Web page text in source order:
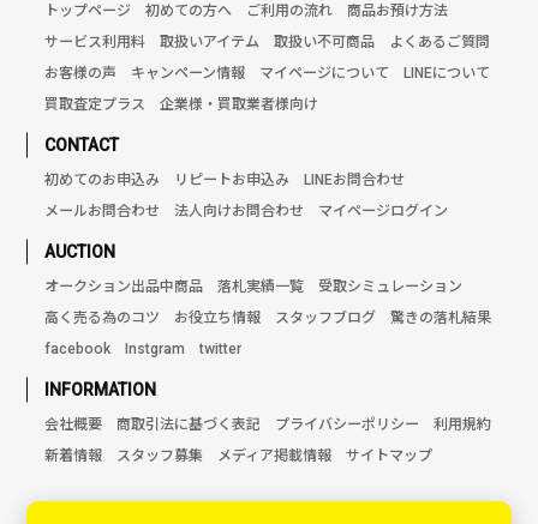
トップページ 初めての方へ ご利用の流れ
商品お預け方法
サービス利用料
取扱いアイテム 取扱い不可商品
よくあるご質問
お客様の声
キャンペーン情報 マイページについて
LINEについて
買取査定プラス
企業様・買取業者様向け
CONTACT
初めてのお申込み リピートお申込み
LINEお問合わせ
メールお問合わせ
法人向けお問合わせ マイページログイン
AUCTION
オークション出品中商品 落札実績一覧
受取シミュレーション
高く売る為のコツ
お役立ち情報 スタッフブログ
驚きの落札結果
facebook
Instgram twitter
INFORMATION
会社概要 商取引法に基づく表記 プライバシーポリシー
利用規約
新着情報
スタッフ募集 メディア掲載情報 サイトマップ